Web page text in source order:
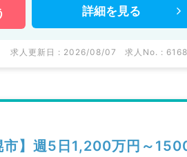
詳細を 見る
求人更新日 : 2026/08/07 求人No. :
市】週5日1,200万円～